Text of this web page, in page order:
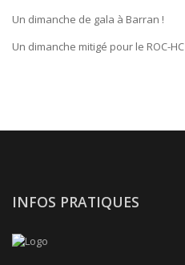
Un dimanche de gala à Barran !
Un dimanche mitigé pour le ROC-HC
INFOS PRATIQUES